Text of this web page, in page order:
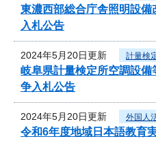
東濃西部総合庁舎照明設
入札公告
2024年5月20日更新 計量検
岐阜県計量検定所空調設
争入札公告
2024年5月20日更新 外国人
令和6年度地域日本語教育